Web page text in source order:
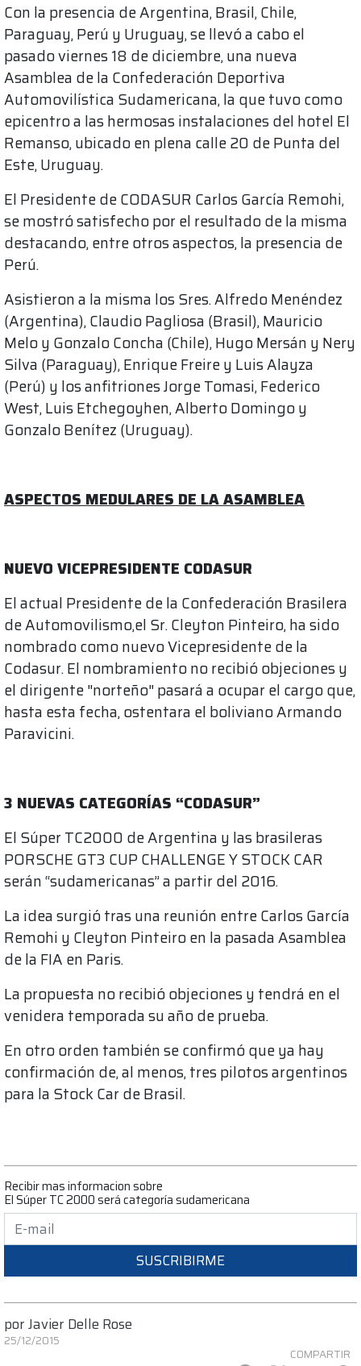
Con la presencia de Argentina, Brasil, Chile,
Paraguay, Perú y Uruguay, se llevó a cabo el
pasado viernes 18 de diciembre, una nueva
Asamblea de la Confederación Deportiva
Automovilística Sudamericana, la que tuvo como
epicentro a las hermosas instalaciones del hotel El
Remanso, ubicado en plena calle 20 de Punta del
Este, Uruguay.
El Presidente de CODASUR Carlos García Remohi,
se mostró satisfecho por el resultado de la misma
destacando, entre otros aspectos, la presencia de
Perú.
Asistieron a la misma los Sres. Alfredo Menéndez
(Argentina), Claudio Pagliosa (Brasil), Mauricio
Melo y Gonzalo Concha (Chile), Hugo Mersán y Nery
Silva (Paraguay), Enrique Freire y Luis Alayza
(Perú) y los anfitriones Jorge Tomasi, Federico
West, Luis Etchegoyhen, Alberto Domingo y
Gonzalo Benítez (Uruguay).
ASPECTOS MEDULARES DE LA ASAMBLEA
NUEVO VICEPRESIDENTE CODASUR
El actual Presidente de la Confederación Brasilera
de Automovilismo,el Sr. Cleyton Pinteiro, ha sido
nombrado como nuevo Vicepresidente de la
Codasur. El nombramiento no recibió objeciones y
el dirigente "norteño" pasará a ocupar el cargo que,
hasta esta fecha, ostentara el boliviano Armando
Paravicini.
3 NUEVAS CATEGORÍAS “CODASUR”
El Súper TC2000 de Argentina y las brasileras
PORSCHE GT3 CUP CHALLENGE Y STOCK CAR
serán “sudamericanas” a partir del 2016.
La idea surgió tras una reunión entre Carlos García
Remohi y Cleyton Pinteiro en la pasada Asamblea
de la FIA en Paris.
La propuesta no recibió objeciones y tendrá en el
venidera temporada su año de prueba.
En otro orden también se confirmó que ya hay
confirmación de, al menos, tres pilotos argentinos
para la Stock Car de Brasil.
Recibir mas informacion sobre
El Súper TC 2000 será categoría sudamericana
SUSCRIBIRME
porJavier Delle Rose
25/12/2015
COMPARTIR